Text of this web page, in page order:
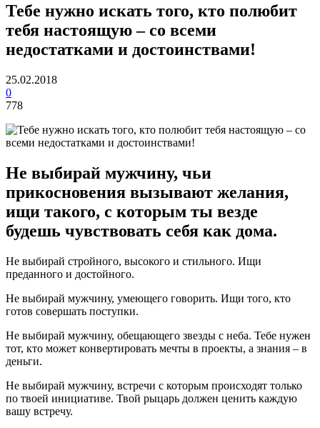
Тебе нужно искать того, кто полюбит
тебя настоящую – со всеми
недостатками и достоинствами!
25.02.2018
0
778
Не выбирай мужчину, чьи
прикосновения вызывают желания,
ищи такого, с которым ты везде
будешь чувствовать себя как дома.
Не выбирай стройного, высокого и стильного. Ищи
преданного и достойного.
Не выбирай мужчину, умеющего говорить. Ищи того, кто
готов совершать поступки.
Не выбирай мужчину, обещающего звезды с неба. Тебе нужен
тот, кто может конвертировать мечты в проекты, а знания – в
деньги.
Не выбирай мужчину, встречи с которым происходят только
по твоей инициативе. Твой рыцарь должен ценить каждую
вашу встречу.